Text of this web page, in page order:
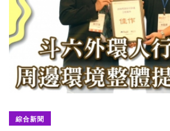
綜合新聞